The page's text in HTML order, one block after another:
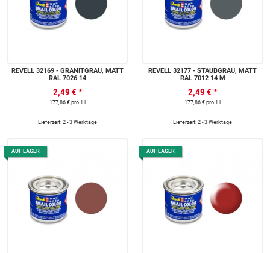
REVELL 32169 - GRANITGRAU, MATT
RAL 7026 14
2,49 € *
177,86 € pro 1 l
Lieferzeit: 2 - 3 Werktage
REVELL 32177 - STAUBGRAU, MATT
RAL 7012 14 M
2,49 € *
177,86 € pro 1 l
Lieferzeit: 2 - 3 Werktage
AUF LAGER AUF LAGER